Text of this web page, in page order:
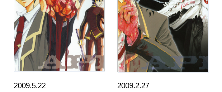
2009.5.22
2009.2.27